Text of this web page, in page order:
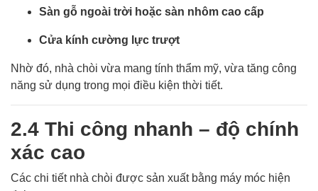
Sàn gỗ ngoài trời hoặc sàn nhôm cao cấp
Cửa kính cường lực trượt
Nhờ đó, nhà chòi vừa mang tính thẩm mỹ, vừa tăng công
năng sử dụng trong mọi điều kiện thời tiết.
2.4 Thi công nhanh – độ chính
xác cao
Các chi tiết nhà chòi được sản xuất bằng máy móc hiện